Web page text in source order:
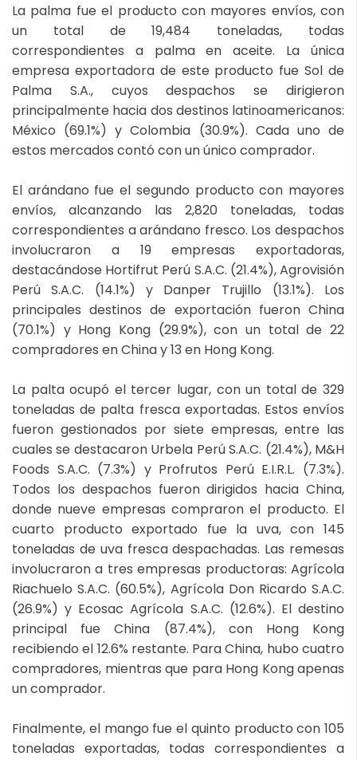
La palma fue el producto con mayores envíos, con
un total de 19,484 toneladas, todas
correspondientes a palma en aceite. La única
empresa exportadora de este producto fue Sol de
Palma S.A., cuyos despachos se dirigieron
principalmente hacia dos destinos latinoamericanos:
México (69.1%) y Colombia (30.9%). Cada uno de
estos mercados contó con un único comprador.
El arándano fue el segundo producto con mayores
envíos, alcanzando las 2,820 toneladas, todas
correspondientes a arándano fresco. Los despachos
involucraron a 19 empresas exportadoras,
destacándose Hortifrut Perú S.A.C. (21.4%), Agrovisión
Perú S.A.C. (14.1%) y Danper Trujillo (13.1%). Los
principales destinos de exportación fueron China
(70.1%) y Hong Kong (29.9%), con un total de 22
compradores en China y 13 en Hong Kong.
La palta ocupó el tercer lugar, con un total de 329
toneladas de palta fresca exportadas. Estos envíos
fueron gestionados por siete empresas, entre las
cuales se destacaron Urbela Perú S.A.C. (21.4%), M&H
Foods S.A.C. (7.3%) y Profrutos Perú E.I.R.L. (7.3%).
Todos los despachos fueron dirigidos hacia China,
donde nueve empresas compraron el producto. El
cuarto producto exportado fue la uva, con 145
toneladas de uva fresca despachadas. Las remesas
involucraron a tres empresas productoras: Agrícola
Riachuelo S.A.C. (60.5%), Agrícola Don Ricardo S.A.C.
(26.9%) y Ecosac Agrícola S.A.C. (12.6%). El destino
principal fue China (87.4%), con Hong Kong
recibiendo el 12.6% restante. Para China, hubo cuatro
compradores, mientras que para Hong Kong apenas
un comprador.
Finalmente, el mango fue el quinto producto con 105
toneladas exportadas, todas correspondientes a